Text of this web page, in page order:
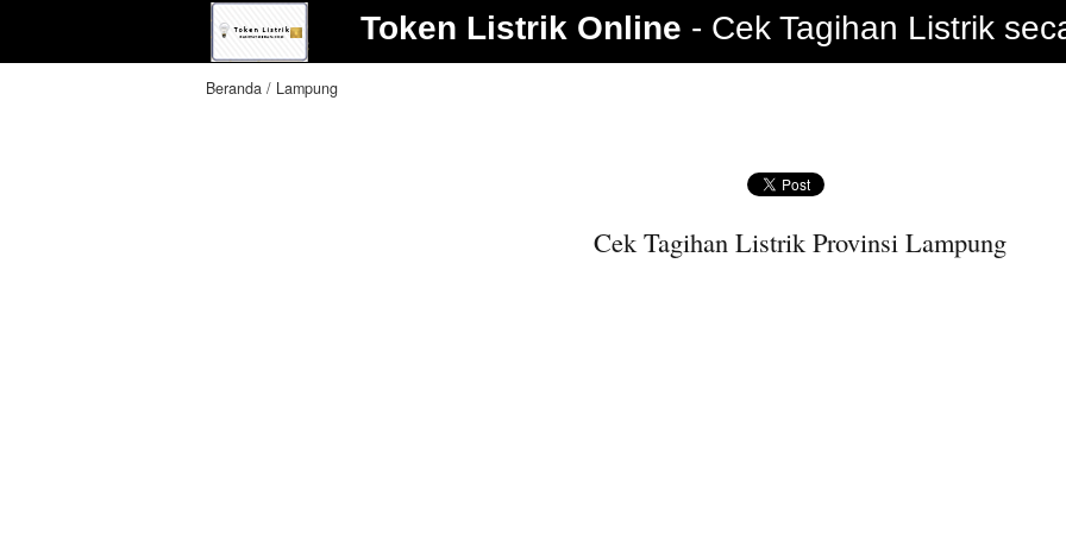
Token Listrik Online Cek Tagihan Listrik
Beranda Lampung
Cek Tagihan Listrik Provinsi Lampung